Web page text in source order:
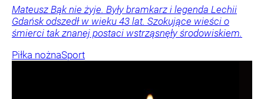
Mateusz Bąk nie żyje. Były bramkarz i legenda Lechii
Gdańsk odszedł w wieku 43 lat. Szokujące wieści o
śmierci tak znanej postaci wstrząsnęły środowiskiem.
Piłka nożnaSport